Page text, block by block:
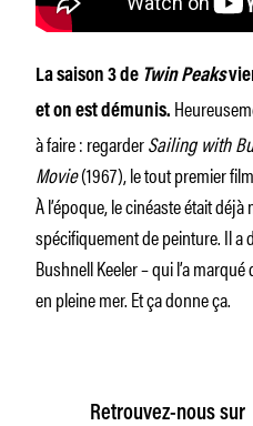
La saison 3 de Twin Peaks
et on est démunis.
à faire : regarderSailing with
Movie(1967), le tout premier
À l’époque, le cinéaste était
spécifiquement de peinture. Il a
Bushnell Keeler – qui l’a
en pleine mer. Et ça donne ça.
Retrouvez-nous sur